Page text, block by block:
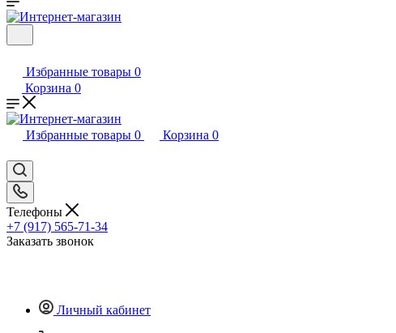
Избранные товары 0
Корзина 0
Избранные товары 0 Корзина 0
Телефоны
+7 (917) 565-71-34
Заказать звонок
Личный кабинет